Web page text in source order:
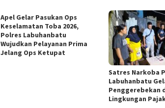
Apel Gelar Pasukan Ops
Keselamatan Toba 2026,
Polres Labuhanbatu
Wujudkan Pelayanan Prima
Jelang Ops Ketupat
Satres Narkoba
Labuhanbatu
Penggerebekan
Lingkungan